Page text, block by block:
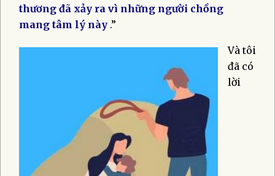
thương đã xảy ra vì những người chồng
mang tâm lý này .”
Và tôi
đã có
lời